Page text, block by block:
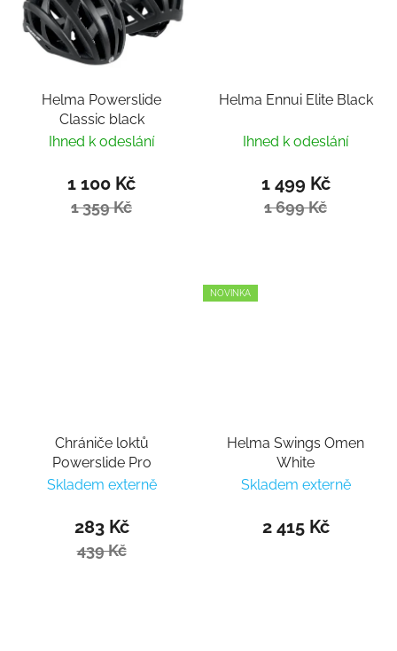
Helma Powerslide
Classic black
Ihned k odeslání
1 100 Kč
1 359 Kč
Helma Ennui Elite Black
Ihned k odeslání
1 499 Kč
1 699 Kč
Chrániče loktů
Powerslide Pro
Skladem externě
283 Kč
439 Kč
NOVINKA
Helma Swings Omen
White
Skladem externě
2 415 Kč